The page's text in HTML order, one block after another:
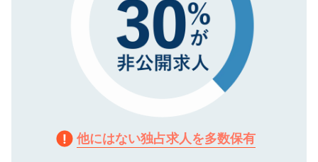
他にはない独占求人を多数保有